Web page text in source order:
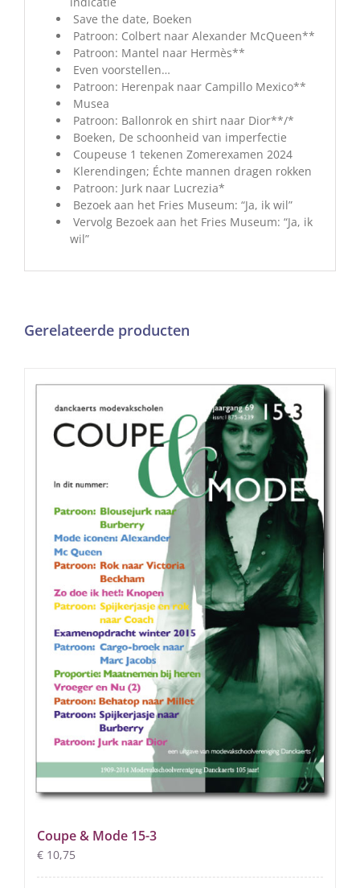
Save the date, Boeken
Patroon: Colbert naar Alexander McQueen**
Patroon: Mantel naar Hermès**
Even voorstellen…
Patroon: Herenpak naar Campillo Mexico**
Musea
Patroon: Ballonrok en shirt naar Dior**/*
Boeken, De schoonheid van imperfectie
Coupeuse 1 tekenen Zomerexamen 2024
Klerendingen; Échte mannen dragen rokken
Patroon: Jurk naar Lucrezia*
Bezoek aan het Fries Museum: “Ja, ik wil”
Vervolg Bezoek aan het Fries Museum: “Ja, ik
wil”
Gerelateerde producten
Coupe & Mode 15-3
€ 10,75